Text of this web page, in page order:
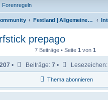
Forenregeln
Festland | Allgemeine Fragen
prepago
7 Beiträge • Seite 1 von 1
Thema abonnieren
• Beiträge: 7 • Lesezeichen: